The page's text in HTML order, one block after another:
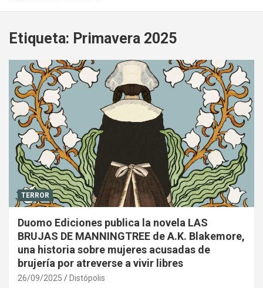
Etiqueta: Primavera 2025
TERROR
Duomo Ediciones publica la novela LAS
BRUJAS DE MANNINGTREE de A.K. Blakemore,
una historia sobre mujeres acusadas de
brujería por atreverse a vivir libres
26/09/2025 Distópolis